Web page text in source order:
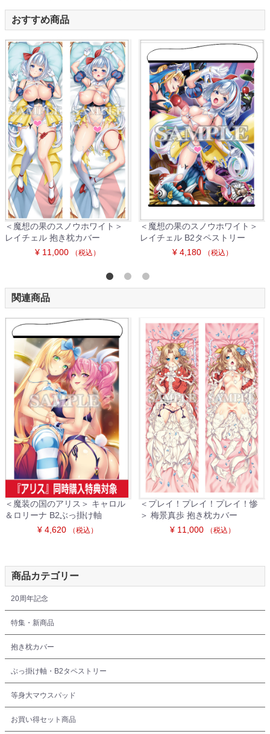
おすすめ商品
＜魔想の果のスノウホワイト＞
レイチェル 抱き枕カバー
¥ 11,000
（税込）
＜魔想の果のスノウホワイト＞
レイチェル B2タペストリー
¥ 4,180
（税込）
関連商品
＜魔装の国のアリス＞ キャロル
＆ロリーナ B2ぶっ掛け軸
¥ 4,620
（税込）
＜プレイ！プレイ！プレイ！惨
＞ 梅景真歩 抱き枕カバー
¥ 11,000
（税込）
商品カテゴリー
20周年記念
特集・新商品
抱き枕カバー
ぶっ掛け軸・B2タペストリー
等身大マウスパッド
お買い得セット商品